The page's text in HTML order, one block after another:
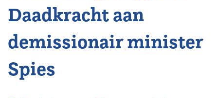
Nieuws
Opleiding
Kennis & Informatie
Daadkracht aan
demissionair minister
Spies